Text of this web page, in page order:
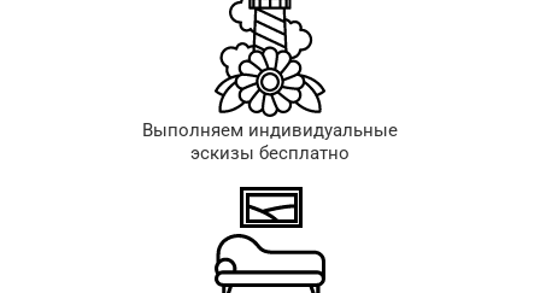
Выполняем индивидуальные
эскизы бесплатно